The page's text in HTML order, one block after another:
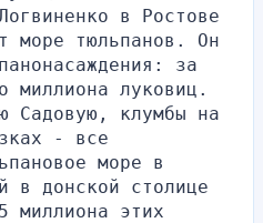
в Ростове
море тюльпанов. Он
за
миллиона луковиц.
Садовую, клумбы на
- все
море в
в донской столице
миллиона этих